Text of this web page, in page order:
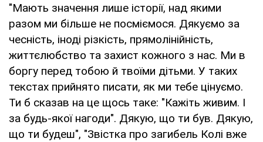
"Мають значення лише історії, над якими
разом ми більше не посміємося. Дякуємо за
чесність, іноді різкість, прямолінійність,
життєлюбство та захист кожного з нас. Ми в
боргу перед тобою й твоїми дітьми. У таких
текстах прийнято писати, як ми тебе цінуємо.
Ти б сказав на це щось таке: "Кажіть живим. І
за будь-якої нагоди". Дякую, що ти був. Дякую,
що ти будеш", "Звістка про загибель Колі вже